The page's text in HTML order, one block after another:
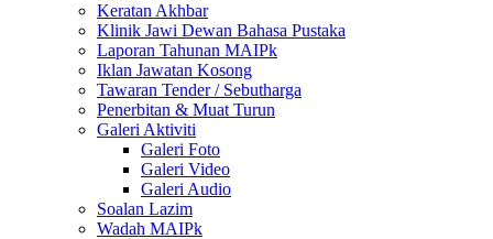
Keratan Akhbar
Klinik Jawi Dewan Bahasa Pustaka
Laporan Tahunan MAIPk
Iklan Jawatan Kosong
Tawaran Tender / Sebutharga
Penerbitan & Muat Turun
Galeri Aktiviti
Galeri Foto
Galeri Video
Galeri Audio
Soalan Lazim
Wadah MAIPk